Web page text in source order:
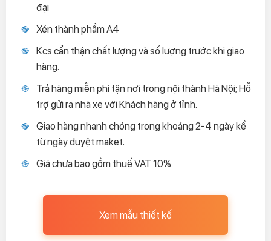
đại
Xén thành phẩm A4
Kcs cẩn thận chất lượng và số lượng trước khi giao
hàng.
Trả hàng miễn phí tận nơi trong nội thành Hà Nội; Hỗ
trợ gửi ra nhà xe với Khách hàng ở tỉnh.
Giao hàng nhanh chóng trong khoảng 2-4 ngày kể
từ ngày duyệt maket.
Giá chưa bao gồm thuế VAT 10%
Xem mẫu thiết kế